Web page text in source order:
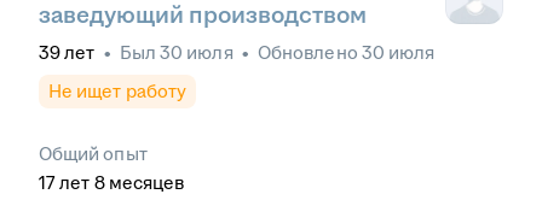
заведующий производством
39лет • Был 30 июля • Обновлено 30 июля
Не ищет работу
Общий опыт
17лет 8 месяцев